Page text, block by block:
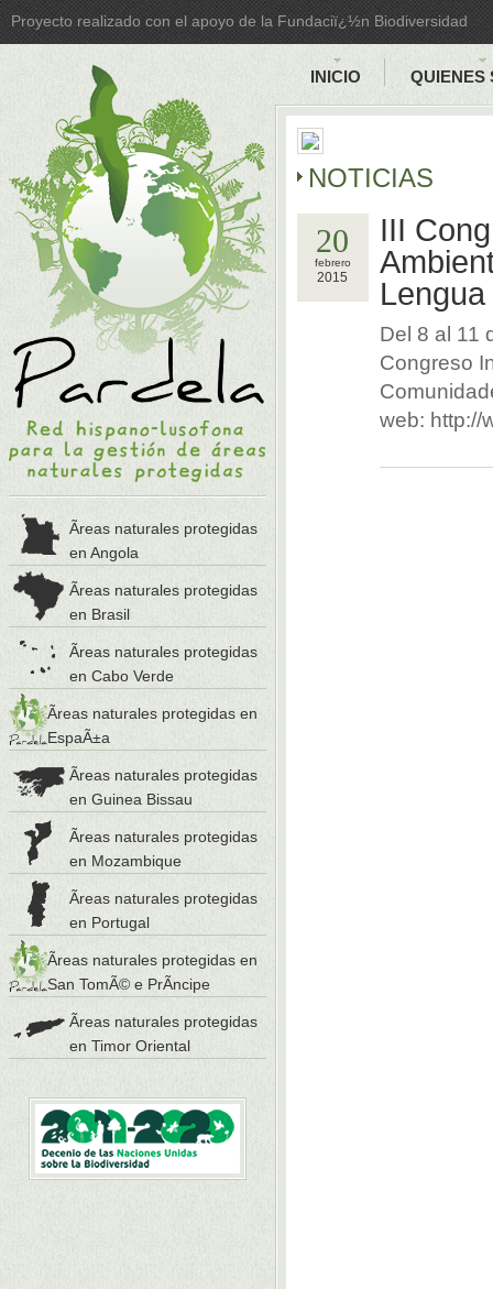
Proyecto realizado con el apoyo de la Fundaciï¿½n Biodiversidad
Ãreas naturales protegidas
en Angola
Ãreas naturales protegidas
en Brasil
Ãreas naturales protegidas
en Cabo Verde
Ãreas naturales protegidas en
EspaÃ±a
Ãreas naturales protegidas
en Guinea Bissau
Ãreas naturales protegidas
en Mozambique
Ãreas naturales protegidas
en Portugal
Ãreas naturales protegidas en
San TomÃ© e PrÃ­ncipe
Ãreas naturales protegidas
en Timor Oriental
INICIO QUIENES
NOTICIAS
20
febrero
2015
III
Del 8 al 11
Congreso
web: http://